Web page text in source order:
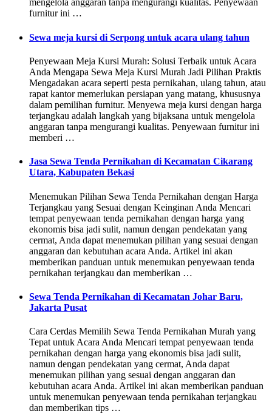
mengelola anggaran tanpa mengurangi kualitas. Penyewaan
furnitur ini …
Sewa meja kursi di Serpong untuk acara ulang tahun
Penyewaan Meja Kursi Murah: Solusi Terbaik untuk Acara
Anda Mengapa Sewa Meja Kursi Murah Jadi Pilihan Praktis
Mengadakan acara seperti pesta pernikahan, ulang tahun, atau
rapat kantor memerlukan persiapan yang matang, khususnya
dalam pemilihan furnitur. Menyewa meja kursi dengan harga
terjangkau adalah langkah yang bijaksana untuk mengelola
anggaran tanpa mengurangi kualitas. Penyewaan furnitur ini
memberi …
Jasa Sewa Tenda Pernikahan di Kecamatan Cikarang
Utara, Kabupaten Bekasi
Menemukan Pilihan Sewa Tenda Pernikahan dengan Harga
Terjangkau yang Sesuai dengan Keinginan Anda Mencari
tempat penyewaan tenda pernikahan dengan harga yang
ekonomis bisa jadi sulit, namun dengan pendekatan yang
cermat, Anda dapat menemukan pilihan yang sesuai dengan
anggaran dan kebutuhan acara Anda. Artikel ini akan
memberikan panduan untuk menemukan penyewaan tenda
pernikahan terjangkau dan memberikan …
Sewa Tenda Pernikahan di Kecamatan Johar Baru,
Jakarta Pusat
Cara Cerdas Memilih Sewa Tenda Pernikahan Murah yang
Tepat untuk Acara Anda Mencari tempat penyewaan tenda
pernikahan dengan harga yang ekonomis bisa jadi sulit,
namun dengan pendekatan yang cermat, Anda dapat
menemukan pilihan yang sesuai dengan anggaran dan
kebutuhan acara Anda. Artikel ini akan memberikan panduan
untuk menemukan penyewaan tenda pernikahan terjangkau
dan memberikan tips …